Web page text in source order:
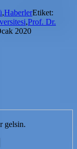
,HaberlerEtiket:
,Prof. Dr.
2020
gelsin.